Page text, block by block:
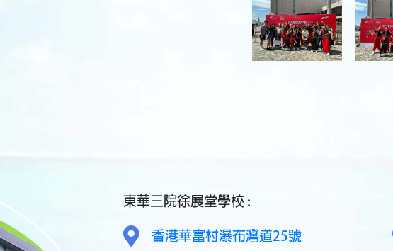
東華三院徐展堂學校 :
香港華富村瀑布灣道25號